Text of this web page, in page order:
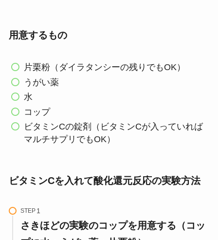
用意するもの
片栗粉（ダイラタンシーの残りでもOK）
うがい薬
水
コップ
ビタミンCの錠剤（ビタミンCが入っていれば
マルチサプリでもOK）
ビタミンCを入れて酸化還元反応の実験方法
STEP
さきほどの実験のコップを用意する（コッ